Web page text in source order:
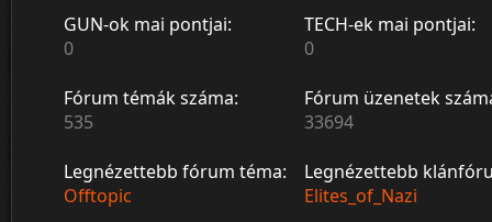
GUN-ok mai pontjai:
0
TECH-ek mai pontjai:
0
Fórum témák száma:
535
Fórum üzenetek
33694
Legnézettebb fórum téma:
Offtopic
Legnézettebb
Elites_of_Nazi